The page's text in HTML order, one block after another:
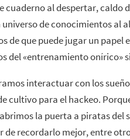
cuaderno al despertar, caldo
de conocimientos al
de que puede jugar un
del «entrenamiento onírico»
interactuar con los
cultivo para el hackeo.
la puerta a piratas del
recordarlo mejor, entre